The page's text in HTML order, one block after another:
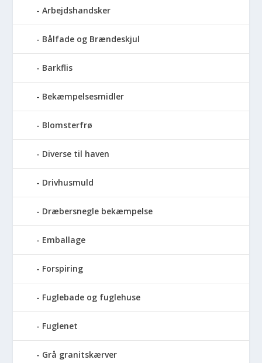
Arbejdshandsker
Bålfade og Brændeskjul
Barkflis
Bekæmpelsesmidler
Blomsterfrø
Diverse til haven
Drivhusmuld
Dræbersnegle bekæmpelse
Emballage
Forspiring
Fuglebade og fuglehuse
Fuglenet
Grå granitskærver